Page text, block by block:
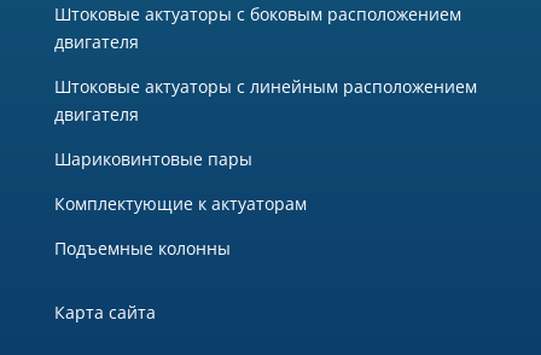
Штоковые актуаторы с боковым расположением
двигателя
Штоковые актуаторы с линейным расположением
двигателя
Шариковинтовые пары
Комплектующие к актуаторам
Подъемные колонны
Карта сайта